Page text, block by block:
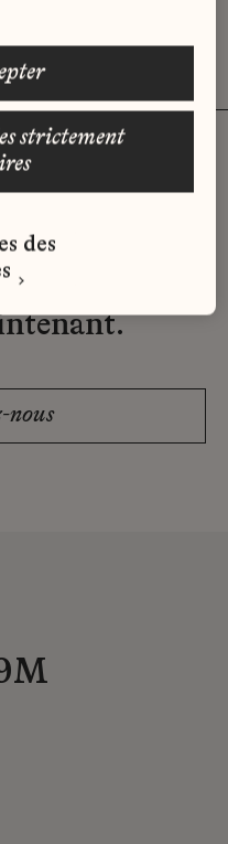
profil ?
candidature
nous
des